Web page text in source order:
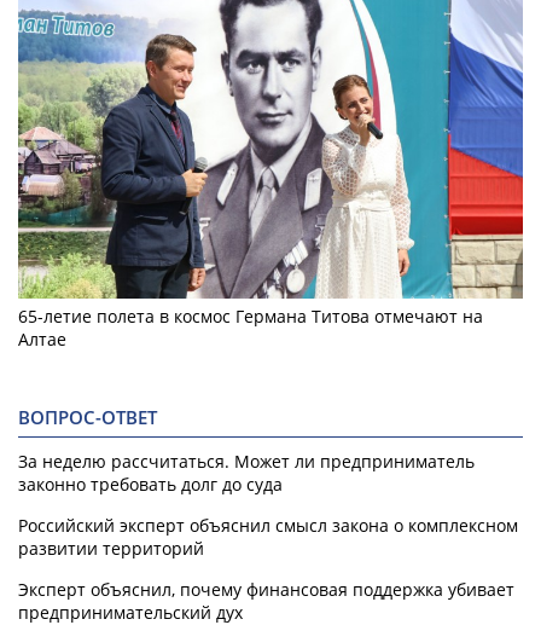
65-летие полета в космос Германа Титова отмечают на
Алтае
ВОПРОС-ОТВЕТ
За неделю рассчитаться. Может ли предприниматель
законно требовать долг до суда
Российский эксперт объяснил смысл закона о комплексном
развитии территорий
Эксперт объяснил, почему финансовая поддержка убивает
предпринимательский дух